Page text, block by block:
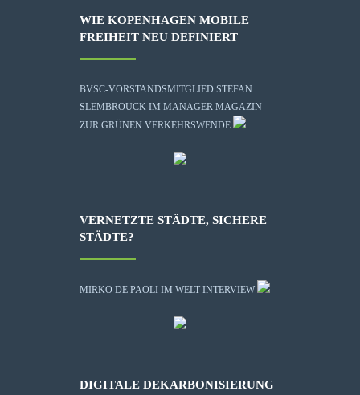
WIE KOPENHAGEN MOBILE
FREIHEIT NEU DEFINIERT
BVSC-VORSTANDSMITGLIED STEFAN
SLEMBROUCK IM MANAGER MAGAZIN
ZUR GRÜNEN VERKEHRSWENDE
VERNETZTE STÄDTE, SICHERE
STÄDTE?
MIRKO DE PAOLI IM WELT-INTERVIEW
DIGITALE DEKARBONISIERUNG